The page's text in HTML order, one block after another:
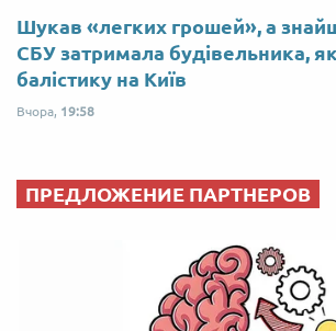
Шукав «легких грошей», а
СБУ затримала будівельника,
балістику на Київ
Вчора, 19:58
ПРЕДЛОЖЕНИЕ ПАРТНЕРОВ